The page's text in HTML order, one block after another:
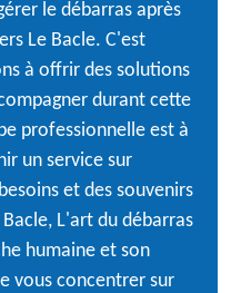
le débarras après
Le Bacle. C'est
à offrir des solutions
durant cette
professionnelle est à
un service sur
et des souvenirs
L'art du débarras
humaine et son
vous concentrer sur